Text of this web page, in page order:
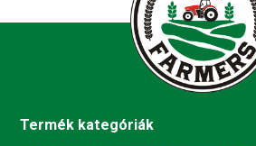
Termék kategóriák